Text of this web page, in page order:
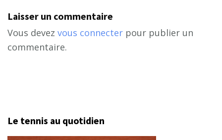
Laisser un commentaire
Vous devez vous connecter pour publier un
commentaire.
Le tennis au quotidien